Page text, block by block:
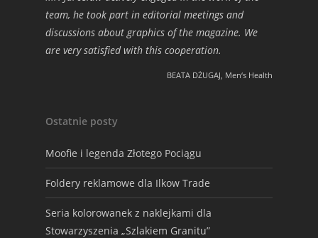
team, he took part in editorial meetings and
discussions about graphics of the magazine. We
are very satisfied with this cooperation.
BEATA DŻUGAJ, Men‘s Health
Ostatnie posty
Moofie i legenda Złotego Pociągu
Foldery reklamowe dla Ilkow Trade
Seria kolorowanek z naklejkami dla
Stowarzyszenia „Szlakiem Granitu”